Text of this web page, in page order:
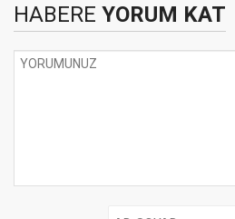
HABERE YORUM KAT